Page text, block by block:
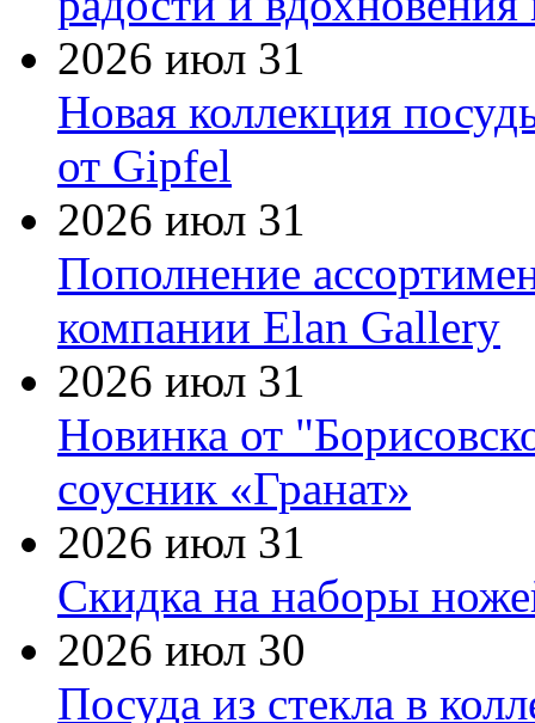
2026 июл 31
Новая коллекция
от Gipfel
2026 июл 31
Пополнение
компании Elan Gallery
2026 июл 31
Новинка от
соусник «Гранат»
2026 июл 31
Скидка на наборы
2026 июл 30
Посуда из стекла в